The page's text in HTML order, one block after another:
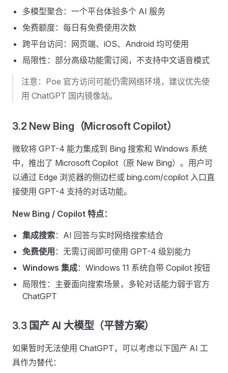
多模型聚合：一个平台体验多个 AI 服务
免费额度：每日有免费使用次数
跨平台访问：网页端、iOS、Android 均可使用
局限性：部分高级功能需订阅，不支持中文语音模式
注意：Poe 官方访问可能仍需网络环境，建议优先使
用 ChatGPT 国内镜像站。
3.2 New Bing（Microsoft Copilot）
微软将 GPT-4 能力集成到 Bing 搜索和 Windows 系统
中，推出了 Microsoft Copilot（原 New Bing）。用户可
以通过 Edge 浏览器的侧边栏或 bing.com/copilot 入口直
接使用 GPT-4 支持的对话功能。
New Bing / Copilot 特点：
集成搜索：AI 回答与实时网络搜索结合
免费使用 ：无需订阅即可使用 GPT-4 级别能力
Windows 集成：Windows 11 系统自带 Copilot 按钮
局限性：主要面向搜索场景，多轮对话能力弱于官方
ChatGPT
3.3 国产 AI 大模型（平替方案）
如果暂时无法使用 ChatGPT，可以考虑以下国产 AI 工
具作为替代：